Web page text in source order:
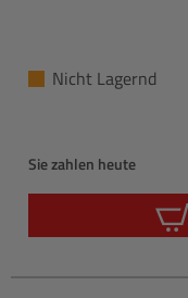
Nicht Lagernd
Sie zahlen heute